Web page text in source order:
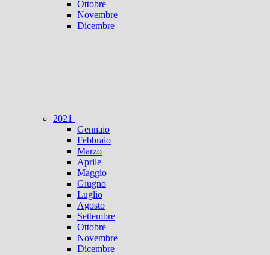
Ottobre
Novembre
Dicembre
2021
Gennaio
Febbraio
Marzo
Aprile
Maggio
Giugno
Luglio
Agosto
Settembre
Ottobre
Novembre
Dicembre